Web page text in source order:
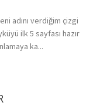
adını verdiğim çizgi
ilk 5 sayfası hazır
ka...